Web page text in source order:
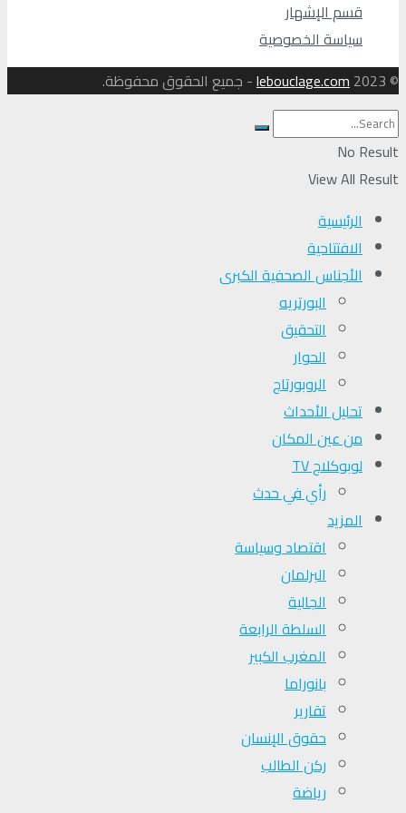
قسم الإشهار
سياسة الخصوصية
© 2023
lebouclage.com- جميع الحقوق محفوظة.
No Result
View All Result
الرئيسية
الافتتاحية
الأجناس الصحفية الكبرى
البورتريه
التحقیق
الحوار
الروبورتاج
تحلیل الأحداث
من عين المكان
لوبوكلاج TV
رأي في حدث
المزيد
اقتصاد وسياسة
البرلمان
الجالية
السلطة الرابعة
المغرب الكبير
بانوراما
تقارير
حقوق الإنسان
ركن الطالب
رياضة